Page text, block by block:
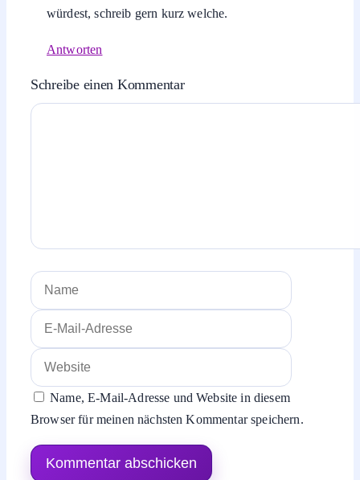
würdest, schreib gern kurz welche.
Antworten
Schreibe einen Kommentar
Kommentar
Name
E-
Mail-
Website
Name, E-Mail-Adresse und Website in diesem
Browser für meinen nächsten Kommentar speichern.